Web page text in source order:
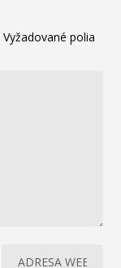
Vyžadované polia